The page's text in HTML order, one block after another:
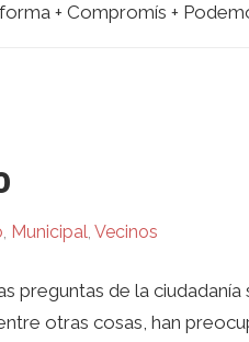
+ Compromís +
, Municipal, Vecinos
preguntas de la ciudadanía
otras cosas, han